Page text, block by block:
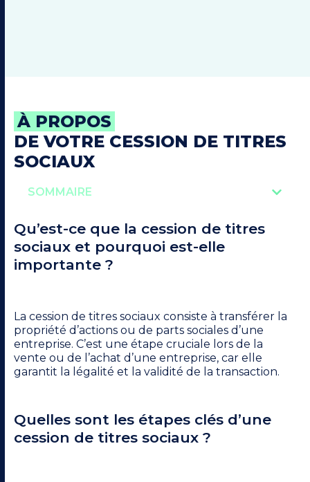
À PROPOS
DE VOTRE CESSION DE TITRES
SOCIAUX
SOMMAIRE
Qu’est-ce que la cession de titres
sociaux et pourquoi est-elle
importante ?
La cession de titres sociaux consiste à transférer la
propriété d’actions ou de parts sociales d’une
entreprise. C’est une étape cruciale lors de la
vente ou de l’achat d’une entreprise, car elle
garantit la légalité et la validité de la transaction.
Quelles sont les étapes clés d’une
cession de titres sociaux ?